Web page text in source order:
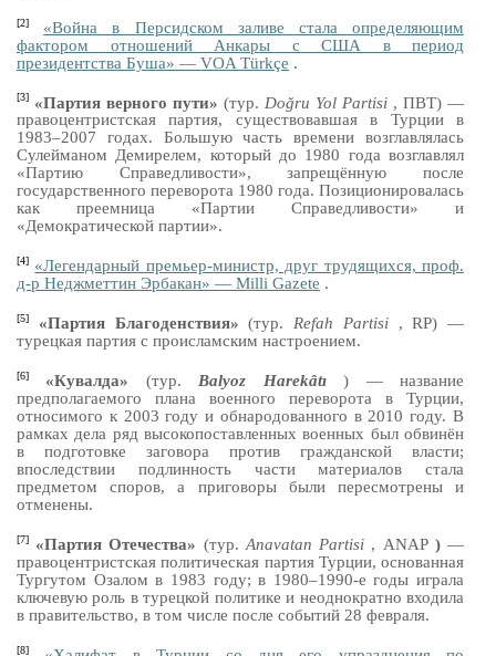
[2]
«Война в Персидском заливе стала определяющим
фактором отношений Анкары с США в период
президентства Буша» — VOA Türkçe .
[3] «Партия верного пути» (тур. Doğru Yol Partisi , ПВТ) —
правоцентристская партия, существовавшая в Турции в
1983–2007 годах. Большую часть времени возглавлялась
Сулейманом Демирелем, который до 1980 года возглавлял
«Партию Справедливости», запрещённую после
государственного переворота 1980 года. Позиционировалась
как преемница «Партии Справедливости» и
«Демократической партии».
[4]
«Легендарный премьер-министр, друг трудящихся, проф.
д-р Неджметтин Эрбакан» — Milli Gazete .
[5] «Партия Благоденствия» (тур. Refah Partisi
, RP) —
турецкая партия с происламским настроением.
[6] «Кувалда» (тур. Balyoz Harekâtı
) — название
предполагаемого плана военного переворота в Турции,
относимого к 2003 году и обнародованного в 2010 году. В
рамках дела ряд высокопоставленных военных был обвинён
в подготовке заговора против гражданской власти;
впоследствии подлинность части материалов стала
предметом споров, а приговоры были пересмотрены и
отменены.
[7] «Партия Отечества» (тур. Anavatan Partisi , ANAP ) —
правоцентристская политическая партия Турции, основанная
Тургутом Озалом в 1983 году; в 1980–1990-е годы играла
ключевую роль в турецкой политике и неоднократно входила
в правительство, в том числе после событий 28 февраля.
[8]